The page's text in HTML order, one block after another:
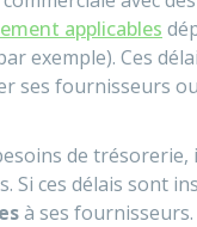
applicables
exemple). Ces
ses fournisseurs
de
Si ces délais sont
à ses fournisseurs.